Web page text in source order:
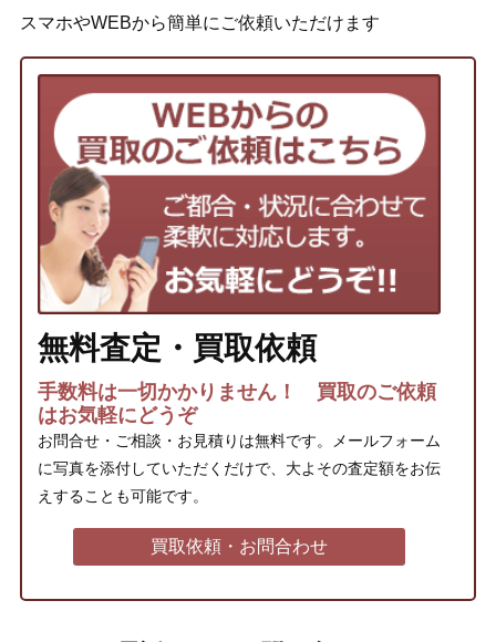
スマホやWEBから簡単にご依頼いただけます
無料査定・買取依頼
手数料は一切かかりません！ 買取のご依頼
はお気軽にどうぞ
お問合せ・ご相談・お見積りは無料です。メールフォーム
に写真を添付していただくだけで、大よその査定額をお伝
えすることも可能です。
買取依頼・お問合わせ